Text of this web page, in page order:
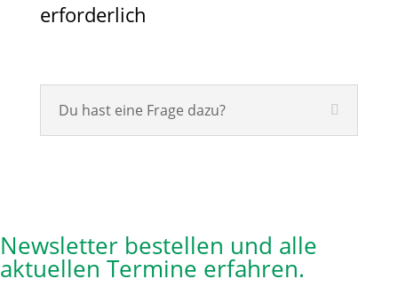
erforderlich
Du hast eine Frage dazu?
Newsletter bestellen und alle
aktuellen Termine erfahren.